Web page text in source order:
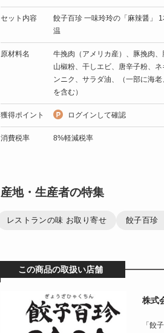
セット内容
餃子百珍 一味玲玲の「麻辣醤」
温
原材料名
牛挽肉（アメリカ産）、豚挽肉、
山椒粉、干しエビ、唐辛子粉、
ンニク、サラダ油、（一部に海
を含む）
獲得ポイント ログインして確認
消費税率 8%軽減税率
産地・生産者の特集
レストランの味 お取り寄せ 餃子百
この商品の取扱い店舗
株式
「餃